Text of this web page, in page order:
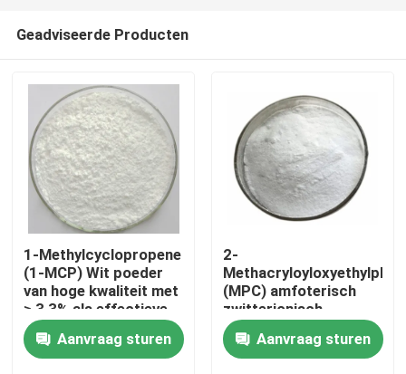
Huis
Geadviseerde Producten
1-Methylcyclopropene
(1-MCP) Wit poeder
van hoge kwaliteit met
≥ 3,3% als effectieve
ethyleenremmer voor
versbehoud
Aanvraag sturen
2-
(MPC) amfoterisch
zwitterionisch
methacrylaatmonomeer
met een
phosphocholine groep
Aanvraag sturen